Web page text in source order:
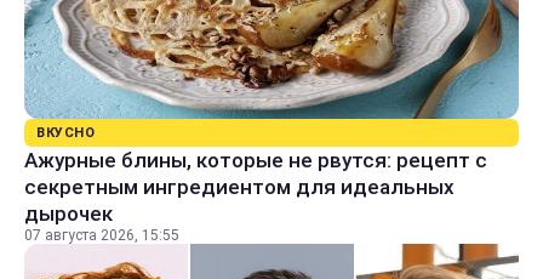
ВКУСНО
Ажурные блины, которые не рвутся: рецепт с
секретным ингредиентом для идеальных
дырочек
07 августа 2026, 15:55